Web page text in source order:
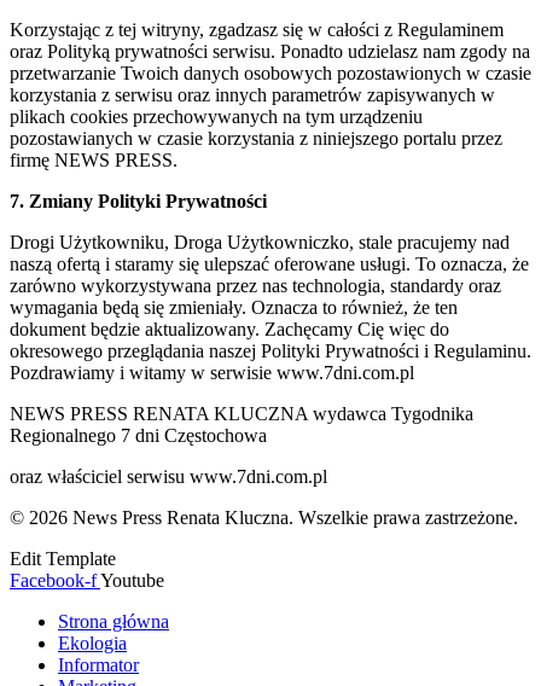
Korzystając z tej witryny, zgadzasz się w całości z Regulaminem
oraz Polityką prywatności serwisu. Ponadto udzielasz nam zgody na
przetwarzanie Twoich danych osobowych pozostawionych w czasie
korzystania z serwisu oraz innych parametrów zapisywanych w
plikach cookies przechowywanych na tym urządzeniu
pozostawianych w czasie korzystania z niniejszego portalu przez
firmę NEWS PRESS.
7. Zmiany Polityki Prywatności
Drogi Użytkowniku, Droga Użytkowniczko, stale pracujemy nad
naszą ofertą i staramy się ulepszać oferowane usługi. To oznacza, że
zarówno wykorzystywana przez nas technologia, standardy oraz
wymagania będą się zmieniały. Oznacza to również, że ten
dokument będzie aktualizowany. Zachęcamy Cię więc do
okresowego przeglądania naszej Polityki Prywatności i Regulaminu.
Pozdrawiamy i witamy w serwisie www.7dni.com.pl
NEWS PRESS RENATA KLUCZNA wydawca Tygodnika
Regionalnego 7 dni Częstochowa
oraz właściciel serwisu www.7dni.com.pl
© 2026 News Press Renata Kluczna. Wszelkie prawa zastrzeżone.
Edit Template
Facebook-fYoutube
Strona główna
Ekologia
Informator